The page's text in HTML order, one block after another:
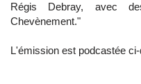
Régis Debray, avec
Chevènement."
L'émission est podcastée